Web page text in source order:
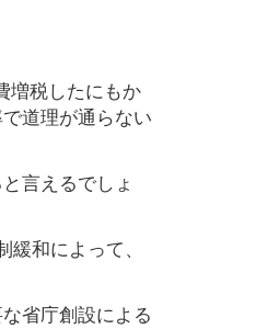
増税したにもか
道理が通らない
言えるでしょ
和によって、
省庁創設による